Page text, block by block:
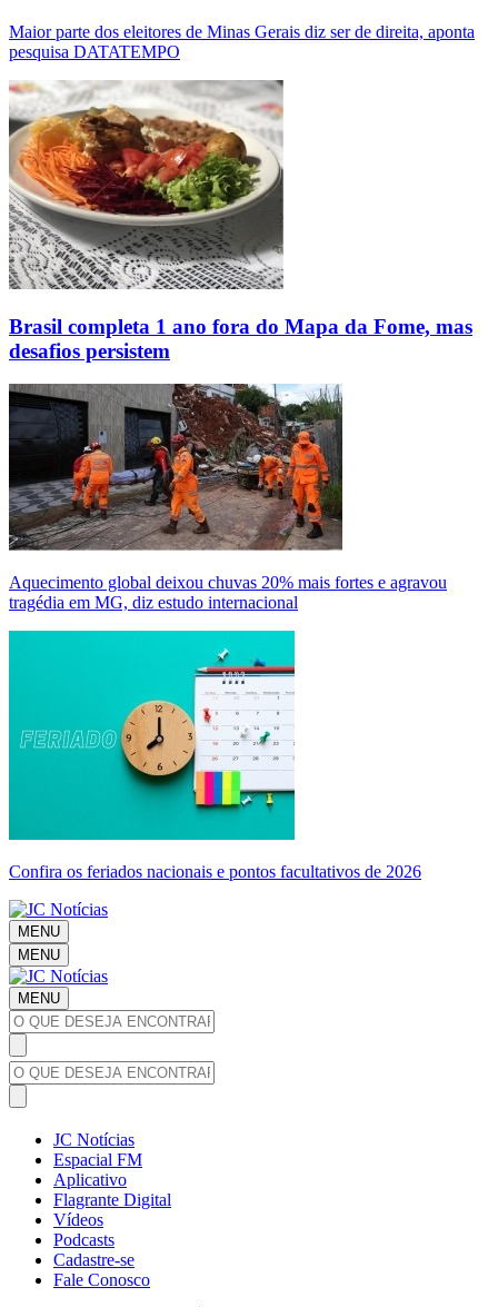
Maior parte dos eleitores de Minas Gerais diz ser de direita, aponta
pesquisa DATATEMPO
Brasil completa 1 ano fora do Mapa da Fome, mas
desafios persistem
Aquecimento global deixou chuvas 20% mais fortes e agravou
tragédia em MG, diz estudo internacional
Confira os feriados nacionais e pontos facultativos de 2026
MENU
MENU
MENU
JC Notícias
Espacial FM
Aplicativo
Flagrante Digital
Vídeos
Podcasts
Cadastre-se
Fale Conosco